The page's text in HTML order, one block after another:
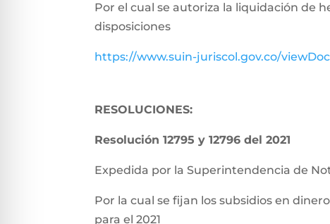
Por el cual se autoriza la liquidación de
disposiciones
https://www.suin-juriscol.gov.co/
RESOLUCIONES:
Resolución 12795 y 12796 del 2021
Expedida por la Superintendencia de
Por la cual se fijan los subsidios en
para el 2021